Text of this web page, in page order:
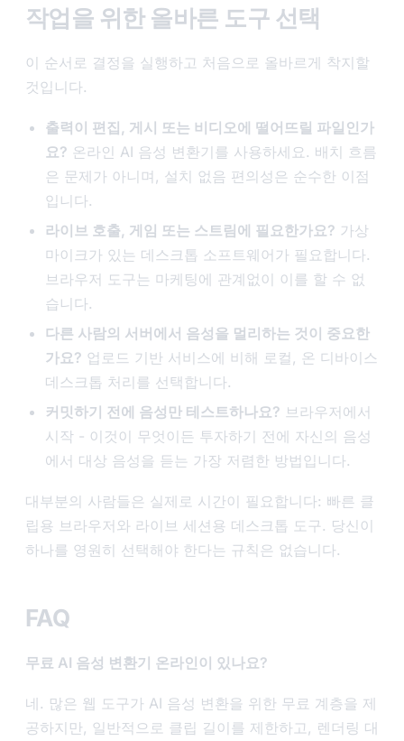
작업을 위한 올바른 도구 선택
이 순서로 결정을 실행하고 처음으로 올바르게 착지할
것입니다.
출력이 편집, 게시 또는 비디오에 떨어뜨릴 파일인가
요? 온라인 AI 음성 변환기를 사용하세요. 배치 흐름
은 문제가 아니며, 설치 없음 편의성은 순수한 이점
입니다.
라이브 호출, 게임 또는 스트림에 필요한가요? 가상
마이크가 있는 데스크톱 소프트웨어가 필요합니다.
브라우저 도구는 마케팅에 관계없이 이를 할 수 없
습니다.
다른 사람의 서버에서 음성을 멀리하는 것이 중요한
가요? 업로드 기반 서비스에 비해 로컬, 온 디바이스
데스크톱 처리를 선택합니다.
커밋하기 전에 음성만 테스트하나요? 브라우저에서
시작 - 이것이 무엇이든 투자하기 전에 자신의 음성
에서 대상 음성을 듣는 가장 저렴한 방법입니다.
대부분의 사람들은 실제로 시간이 필요합니다: 빠른 클
립용 브라우저와 라이브 세션용 데스크톱 도구. 당신이
하나를 영원히 선택해야 한다는 규칙은 없습니다.
FAQ
무료 AI 음성 변환기 온라인이 있나요?
네. 많은 웹 도구가 AI 음성 변환을 위한 무료 계층을 제
공하지만, 일반적으로 클립 길이를 제한하고, 렌더링 대